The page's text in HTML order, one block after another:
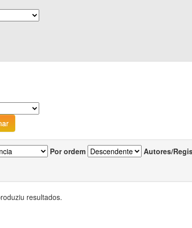
Por ordem Autores/
resultados.